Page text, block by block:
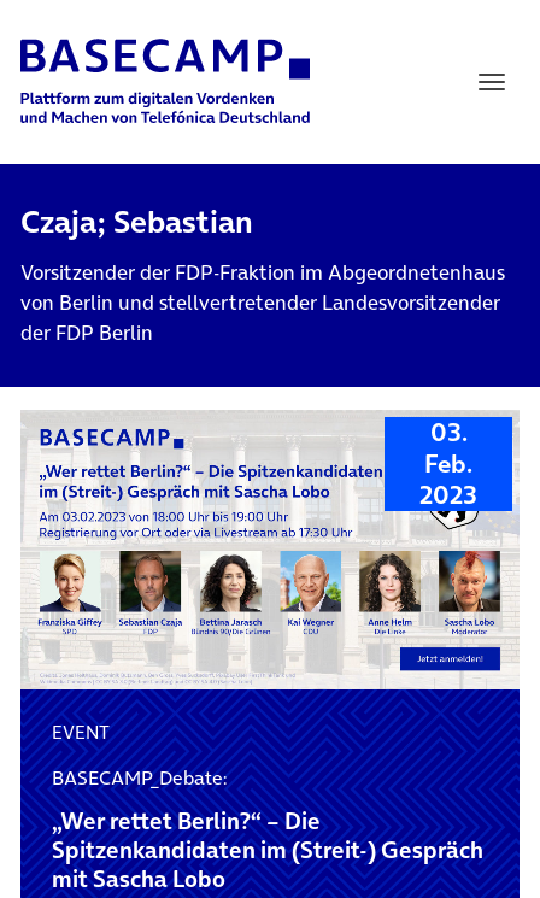
Main Navigation
Czaja; Sebastian
Vorsitzender der FDP-Fraktion im Abgeordneten­haus
von Berlin und stellvertretender Landesvorsitzender
der FDP Berlin
03.
Feb.
2023
EVENT
BASECAMP_Debate:
„Wer rettet Berlin?“ – Die
Spitzenkandidaten im (Streit-) Gespräch
mit Sascha Lobo